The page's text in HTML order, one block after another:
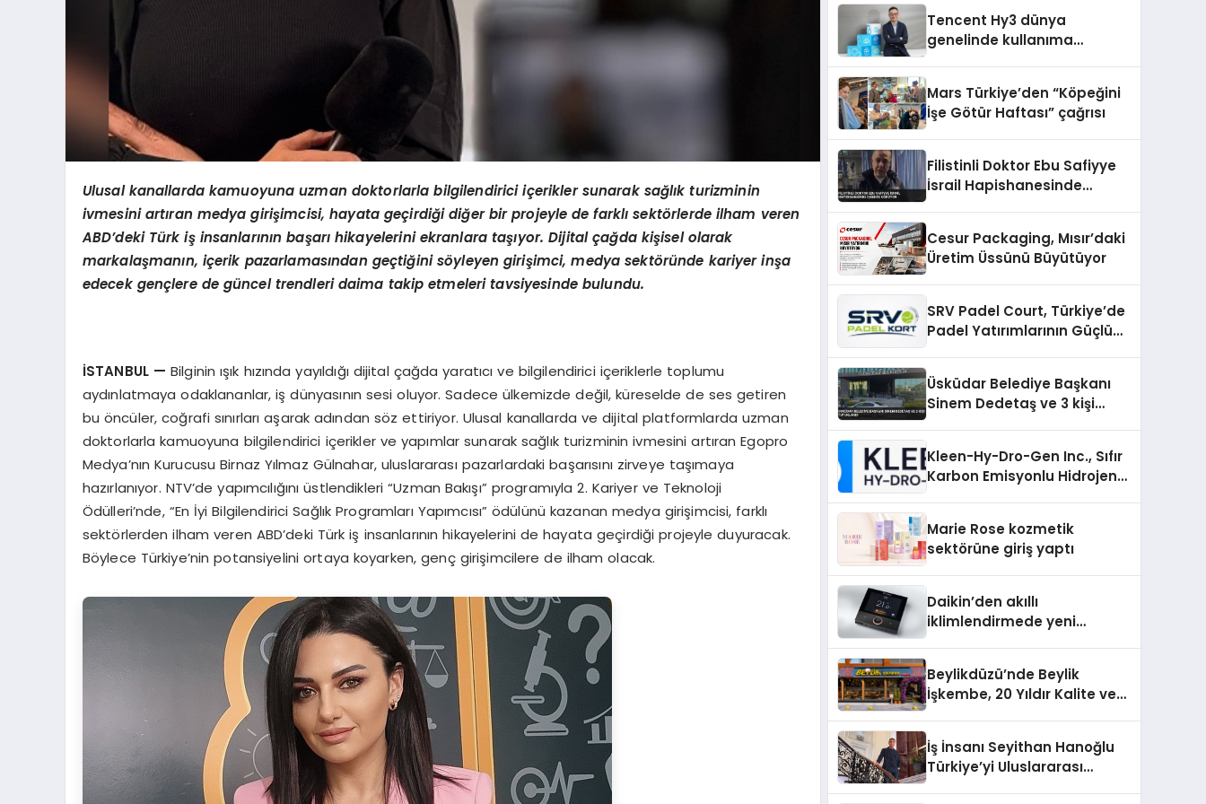
Ulusal kanallarda kamuoyuna uzman doktorlarla bilgilendirici içerikler sunarak sağlık turizminin
ivmesini artıran medya girişimcisi, hayata geçirdiği diğer bir projeyle de farklı sektörlerde ilham veren
ABD’deki Türk iş insanlarının başarı hikayelerini ekranlara taşıyor. Dijital çağda kişisel olarak
markalaşmanın, içerik pazarlamasından geçtiğini söyleyen girişimci, medya sektöründe kariyer inşa
edecek gençlere de güncel trendleri daima takip etmeleri tavsiyesinde bulundu.
İSTANBUL — Bilginin ışık hızında yayıldığı dijital çağda yaratıcı ve bilgilendirici içeriklerle toplumu
aydınlatmaya odaklananlar, iş dünyasının sesi oluyor. Sadece ülkemizde değil, küreselde de ses getiren
bu öncüler, coğrafi sınırları aşarak adından söz ettiriyor. Ulusal kanallarda ve dijital platformlarda uzman
doktorlarla kamuoyuna bilgilendirici içerikler ve yapımlar sunarak sağlık turizminin ivmesini artıran Egopro
Medya’nın Kurucusu Birnaz Yılmaz Gülnahar, uluslararası pazarlardaki başarısını zirveye taşımaya
hazırlanıyor. NTV’de yapımcılığını üstlendikleri “Uzman Bakışı” programıyla 2. Kariyer ve Teknoloji
Ödülleri’nde, “En İyi Bilgilendirici Sağlık Programları Yapımcısı” ödülünü kazanan medya girişimcisi, farklı
sektörlerden ilham veren ABD’deki Türk iş insanlarının hikayelerini de hayata geçirdiği projeyle duyuracak.
Böylece Türkiye’nin potansiyelini ortaya koyarken, genç girişimcilere de ilham olacak.
Tencent Hy3 dünya
genelinde kullanıma
Mars Türkiye’den “Köpeğini
İşe Götür Haftası” çağrısı
Filistinli Doktor Ebu Safiyye
İsrail Hapishanesinde
Cesur Packaging, Mısır’daki
Üretim Üssünü Büyütüyor
SRV Padel Court, Türkiye’de
Padel Yatırımlarının Güçlü
Üsküdar Belediye Başkanı
Sinem Dedetaş ve 3 kişi
Kleen-Hy-Dro-Gen Inc., Sıfır
Karbon Emisyonlu Hidrojen
Aldı
Marie Rose kozmetik
sektörüne giriş yaptı
Daikin’den akıllı
iklimlendirmede yeni
Beylikdüzü’nde Beylik
İşkembe, 20 Yıldır Kalite ve
İş İnsanı Seyithan Hanoğlu
Türkiye’yi Uluslararası